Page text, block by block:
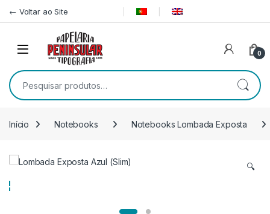
← Voltar ao Site
0
Pesquisar por:
Início Notebooks Notebooks Lombada Exposta
🔍